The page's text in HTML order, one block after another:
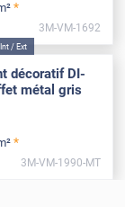
*
3M-VM-1692
/ Ext
décoratif DI-
métal gris
*
3M-VM-1990-MT